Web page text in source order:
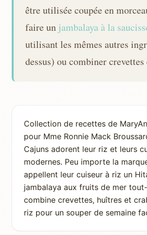
être utilisée coupée en
faire un jambalaya à la
utilisant les mêmes autres
dessus) ou combiner crevettes
Collection de recettes de
pour Mme Ronnie Mack
Cajuns adorent leur riz et leurs
modernes. Peu importe la
appellent leur cuiseur à riz un
jambalaya aux fruits de mer
combine crevettes, huîtres et
riz pour un souper de semaine